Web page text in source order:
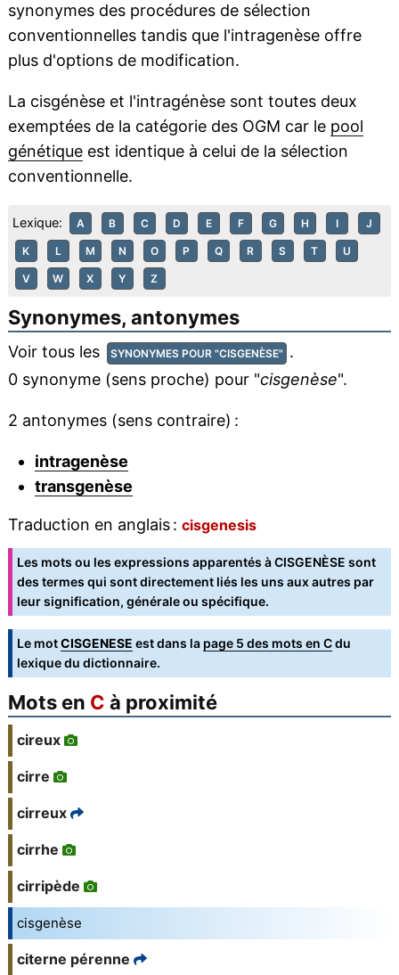
synonymes des procédures de sélection
conventionnelles tandis que l'intragenèse offre
plus d'options de modification.
La cisgénèse et l'intragénèse sont toutes deux
exemptées de la catégorie des OGM car le pool
génétiqueest identique à celui de la sélection
conventionnelle.
Lexique: A B C D E F G H I J
K L M N O P Q R S T U
V W X Y Z
Synonymes, antonymes
Voir tous les SYNONYMES POUR "CISGENÈSE" .
0 synonyme (sens proche) pour "cisgenèse".
2 antonymes (sens contraire) :
intragenèse
transgenèse
Traduction en anglais : cisgenesis
Les mots ou les expressions apparentés à CISGENÈSE sont
des termes qui sont directement liés les uns aux autres par
leur signification, générale ou spécifique.
Le motCISGENESE est dans la page 5 des mots en Cdu
lexique du dictionnaire.
Mots en C à proximité
cireux
cirre
cirreux
cirrhe
cirripède
cisgenèse
citerne pérenne